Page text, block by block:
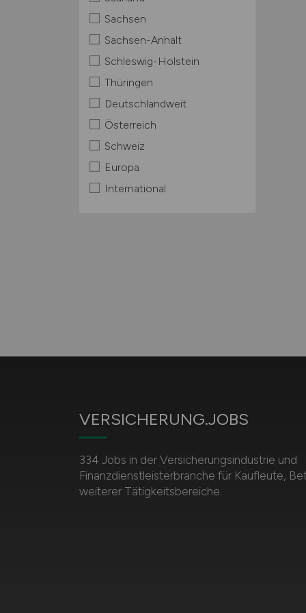
Sachsen
Sachsen-Anhalt
Schleswig-Holstein
Thüringen
Deutschlandweit
Österreich
Schweiz
Europa
International
VERSICHERUNG.JOBS
334 Jobs in der Versicherungsindustrie und
Finanzdienstleisterbranche für Kaufleute,
weiterer Tätigkeitsbereiche.